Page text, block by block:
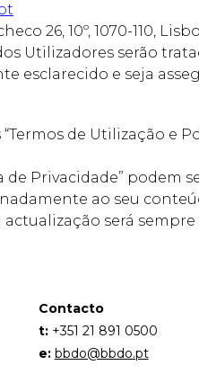
26, 10º, 1070-110,
Utilizadores serão
esclarecido e seja
de Utilização e
de Privacidade”
ao seu
será
Contacto
t:+351 21 891 0500
e: bbdo@bbdo.pt